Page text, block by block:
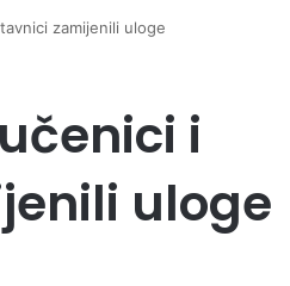
zamijenili uloge
i
uloge